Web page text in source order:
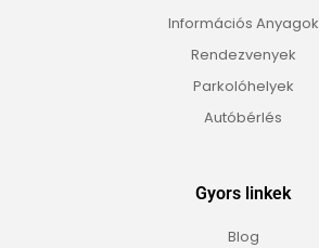
Információs Anyagok
Rendezvenyek
Parkolóhelyek
Autóbérlés
Gyors linkek
Blog